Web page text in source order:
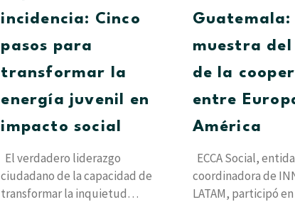
transformar
energía
juvenil
impacto
social
incidencia: Cinco
pasos para
transformar la
energía juvenil en
impacto social
El verdadero liderazgo
ciudadano de la capacidad de
transformar la inquietud
la
Guatemala:
muestra
de la
entre
América
ECCA Social,
coordinadora de
LATAM, participó